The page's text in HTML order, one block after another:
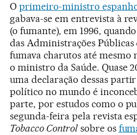
O primeiro-ministro
gabava-se em entrevista à
(o fumante), em 1996,
das Administrações Públicas
fumava charutos até mesmo
o ministro da Saúde. Quase
uma declaração dessas
político no mundo é
parte, por estudos como o
segunda-feira pela revista
Tobacco Controlsobre os